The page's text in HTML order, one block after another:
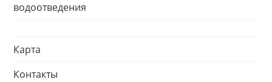
водоотведения
Карта
Контакты